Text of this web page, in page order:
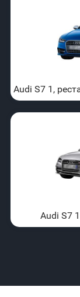
Audi S7 1,
Audi S7